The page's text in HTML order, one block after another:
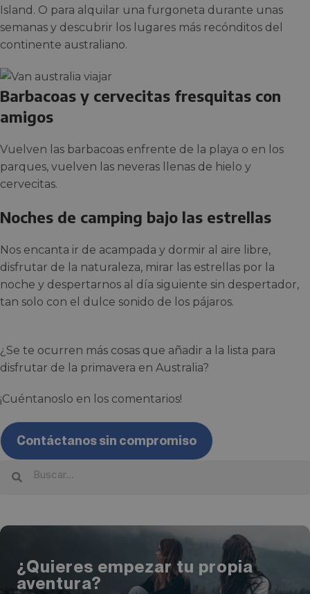
Island. O para alquilar una furgoneta durante unas
semanas y descubrir los lugares más recónditos del
continente australiano.
Barbacoas y cervecitas fresquitas con
amigos
Vuelven las barbacoas enfrente de la playa o en los
parques, vuelven las neveras llenas de hielo y
cervecitas.
Noches de camping bajo las estrellas
Nos encanta ir de acampada y dormir al aire libre,
disfrutar de la naturaleza, mirar las estrellas por la
noche y despertarnos al día siguiente sin despertador,
tan solo con el dulce sonido de los pájaros.
¿Se te ocurren más cosas que añadir a la lista para
disfrutar de la primavera en Australia?
¡Cuéntanoslo en los comentarios!
Contáctanos sin compromiso
¿Quieres empezar tu propia
aventura?